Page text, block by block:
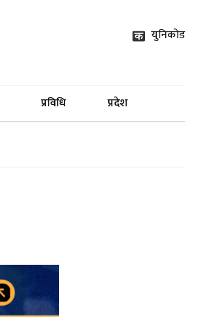
युनिकोड
प्रविधि प्रदेश